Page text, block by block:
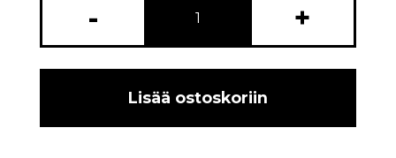
- +
Lisää ostoskoriin